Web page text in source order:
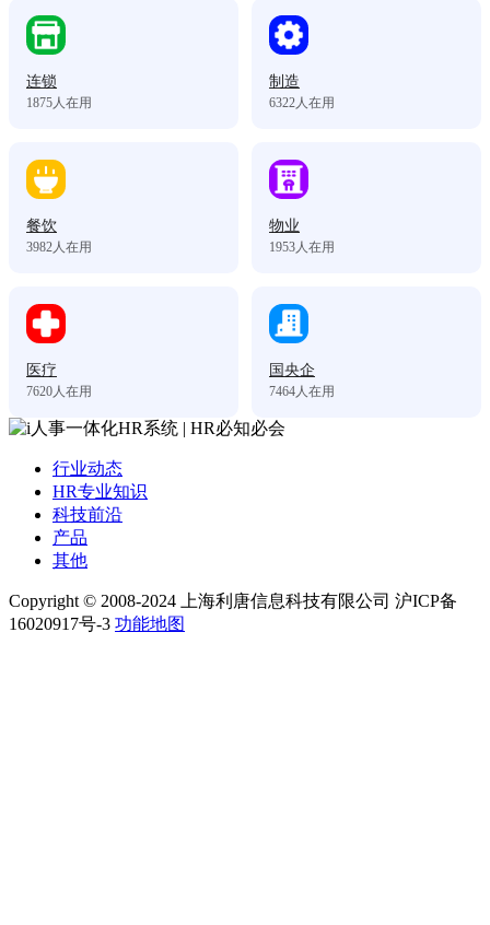
连锁
1875 人在用
制造
6322 人在用
餐饮
3982 人在用
物业
1953 人在用
医疗
7620 人在用
国央企
7464 人在用
行业动态
HR专业知识
科技前沿
产品
其他
Copyright © 2008-2024 上海利唐信息科技有限公司 沪ICP备
16020917号-3 功能地图